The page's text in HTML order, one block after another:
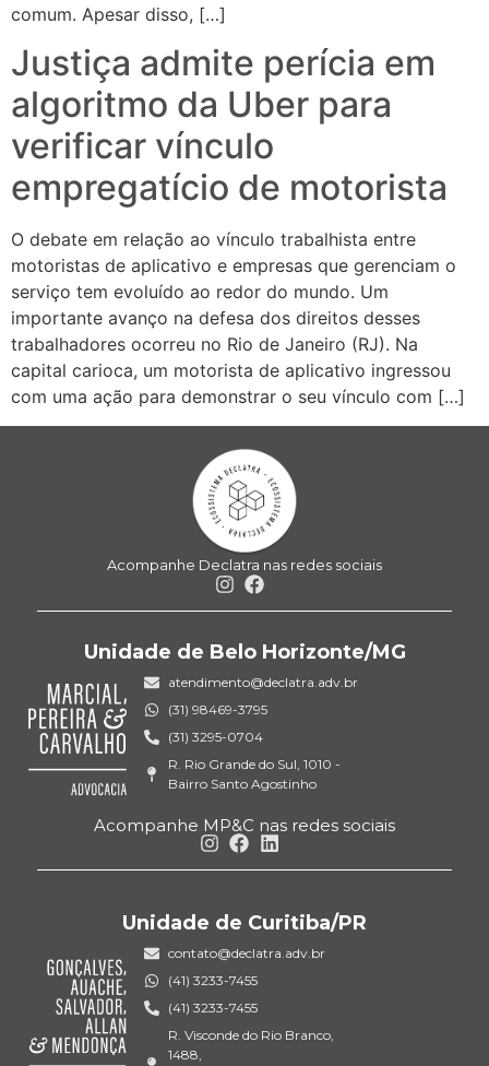
comum. Apesar disso, […]
Justiça admite perícia em
algoritmo da Uber para
verificar vínculo
empregatício de motorista
O debate em relação ao vínculo trabalhista entre
motoristas de aplicativo e empresas que gerenciam o
serviço tem evoluído ao redor do mundo. Um
importante avanço na defesa dos direitos desses
trabalhadores ocorreu no Rio de Janeiro (RJ). Na
capital carioca, um motorista de aplicativo ingressou
com uma ação para demonstrar o seu vínculo com […]
Acompanhe Declatra nas redes sociais
Unidade de Belo Horizonte/MG
atendimento@declatra.adv.br
(31) 98469-3795
(31) 3295-0704
R. Rio Grande do Sul, 1010 -
Bairro Santo Agostinho
Acompanhe MP&C nas redes sociais
Unidade de Curitiba/PR
contato@declatra.adv.br
(41) 3233-7455
(41) 3233-7455
R. Visconde do Rio Branco,
1488,